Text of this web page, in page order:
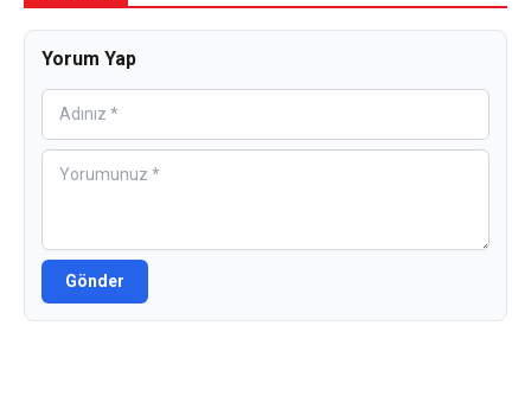
Yorum Yap
Gönder